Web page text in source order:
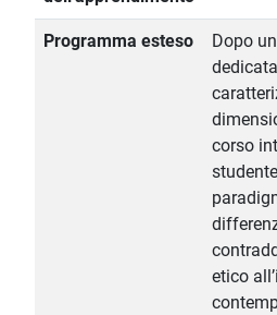
Programma esteso
Dopo
corso
etico